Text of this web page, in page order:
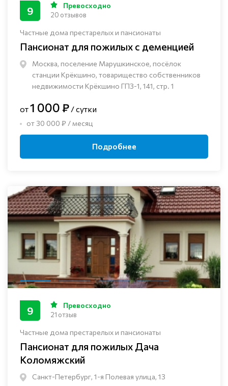
Частные дома престарелых и пансионаты
Пансионат для пожилых с деменцией
Москва, поселение Марушкинское, посёлок
станции Крёкшино, товарищество собственников
недвижимости Крёкшино ГПЗ-1, 141, стр. 1
9 Превосходно
20 отзывов
от1 000 ₽ / сутки
от 30 000 ₽ / месяц
Подробнее
Частные дома престарелых и пансионаты
Пансионат для пожилых Дача
Коломяжский
Санкт-Петербург, 1-я Полевая улица, 13
9 Превосходно
21 отзыв